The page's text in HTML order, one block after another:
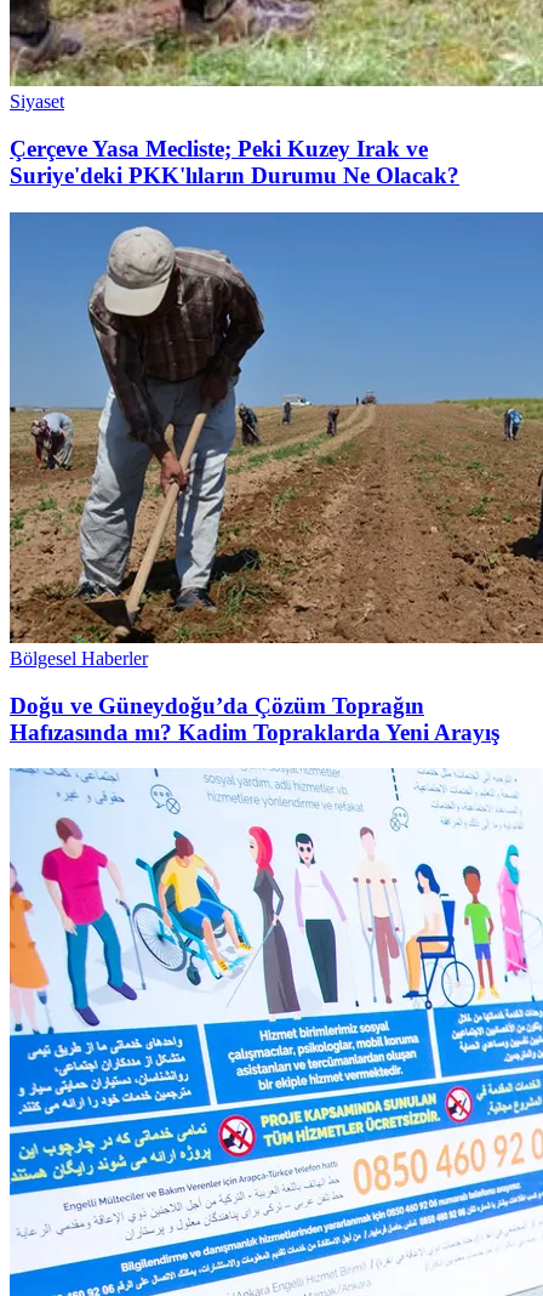
Siyaset
Çerçeve Yasa Mecliste; Peki Kuzey Irak ve
Suriye'deki PKK'lıların Durumu Ne Olacak?
Bölgesel Haberler
Doğu ve Güneydoğu’da Çözüm Toprağın
Hafızasında mı? Kadim Topraklarda Yeni Arayış